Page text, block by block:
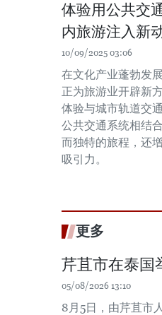
体验用公共交
内旅游注入新
10/09/2025 03:06
在文化产业蓬勃发
正为旅游业开辟新
体验与城市轨道交
公共交通系统相结
而独特的旅程，还
吸引力。
更多
芹苴市在泰国
05/08/2026 13:10
8月5日，由芹苴市